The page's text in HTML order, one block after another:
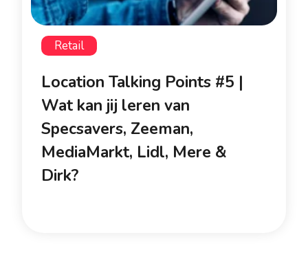
Retail
Location Talking Points #5 |
Wat kan jij leren van
Specsavers, Zeeman,
MediaMarkt, Lidl, Mere &
Dirk?